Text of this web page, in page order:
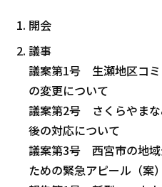
開会
議事
議案第1号 生瀬地区コミ
の変更について
議案第2号 さくらやまな
後の対応について
議案第3号 西宮市の地域
ための緊急アピール（案）